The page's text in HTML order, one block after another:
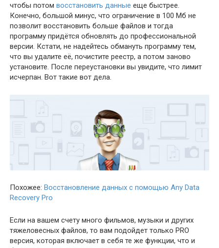
чтобы потом восстановить данные еще быстрее.
Конечно, большой минус, что ограничение в 100 Мб не
позволит восстановить больше файлов и тогда
программу придётся обновлять до профессиональной
версии. Кстати, не надейтесь обмануть программу тем,
что вы удалите её, почистите реестр, а потом заново
установите. После переустановки вы увидите, что лимит
исчерпан. Вот такие вот дела.
Похожее: Восстановление данных с помощью Any Data
Recovery Pro
Если на вашем счету много фильмов, музыки и других
тяжеловесных файлов, то вам подойдет только PRO
версия, которая включает в себя те же функции, что и